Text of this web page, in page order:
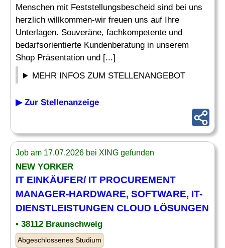
Menschen mit Feststellungsbescheid sind bei uns
herzlich willkommen-wir freuen uns auf Ihre
Unterlagen. Souveräne, fachkompetente und
bedarfsorientierte Kundenberatung in unserem
Shop Präsentation und [...]
MEHR INFOS ZUM STELLENANGEBOT
▶ Zur Stellenanzeige
Job am 17.07.2026 bei XING gefunden
NEW YORKER
IT EINKÄUFER/ IT PROCUREMENT
MANAGER-HARDWARE, SOFTWARE, IT-
DIENSTLEISTUNGEN CLOUD LÖSUNGEN
• 38112 Braunschweig
Abgeschlossenes Studium